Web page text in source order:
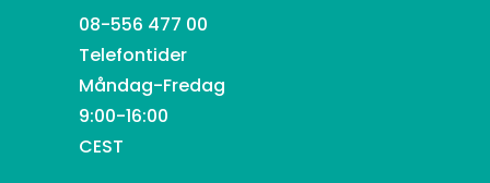
08-556 477 00
Telefontider
Måndag-Fredag
9:00-16:00
CEST